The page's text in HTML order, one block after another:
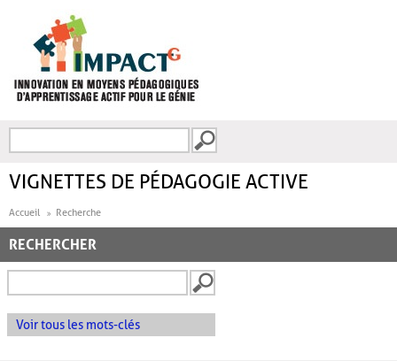
FORMULAIRE DE
VIGNETTES DE PÉDAGOGIE ACTIVE
Accueil Recherche
RECHERCHER
Voir tous les mots-clés